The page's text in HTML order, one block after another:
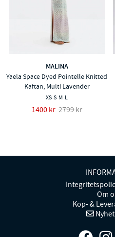
MALINA
Yaela Space Dyed Pointelle Knitted
Kaftan, Multi Lavender
XS S M L
1400 kr 2799 kr
Om
Köp- &